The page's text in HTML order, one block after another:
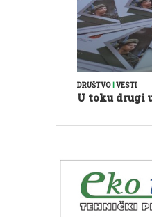
DRUŠTVO VESTI
U toku drugi